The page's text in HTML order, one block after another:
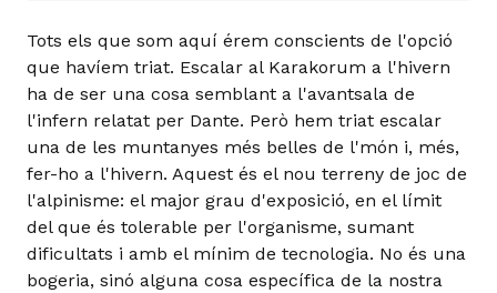
Tots els que som aquí érem conscients de l'opció
que havíem triat. Escalar al Karakorum a l'hivern
ha de ser una cosa semblant a l'avantsala de
l'infern relatat per Dante. Però hem triat escalar
una de les muntanyes més belles de l'món i, més,
fer-ho a l'hivern. Aquest és el nou terreny de joc de
l'alpinisme: el major grau d'exposició, en el límit
del que és tolerable per l'organisme, sumant
dificultats i amb el mínim de tecnologia. No és una
bogeria, sinó alguna cosa específica de la nostra